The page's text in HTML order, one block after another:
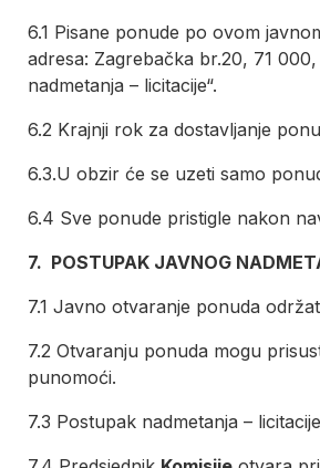
6.1 Pisane ponude po ovom
adresa: Zagrebačka br.20, 71
nadmetanja – licitacije“.
6.2 Krajnji rok za dostavljanje
6.3.U obzir će se uzeti samo
6.4 Sve ponude pristigle nakon
7. POSTUPAK JAVNOG
7.1 Javno otvaranje ponuda
7.2 Otvaranju ponuda mogu
punomoći.
7.3 Postupak nadmetanja –